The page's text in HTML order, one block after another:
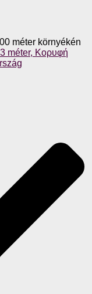
méter környékén
méter, Κορυφή